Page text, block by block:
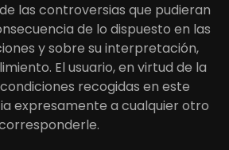
las controversias que pudieran
de lo dispuesto en las
y sobre su interpretación,
El usuario, en virtud de la
recogidas en este
expresamente a cualquier otro